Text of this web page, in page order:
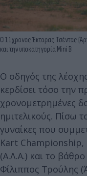
Ο 11χρονος Έκτορας Τσέντας
και την υποκατηγορία Mini Β
Ο οδηγός της
κερδίσει τόσο την
χρονομετρημένες
ημιτελικούς. Πίσω
γυναίκες που
Kart Championship,
(Α.Λ.Α.) και το
Φίλιππος Τρούλης